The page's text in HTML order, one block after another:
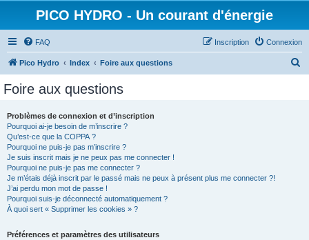
PICO HYDRO - Un courant d'énergie
FAQ Connexion
Inscription
Pico Hydro Index Foire aux questions
Foire aux questions
Problèmes de connexion et d’inscription
Pourquoi ai-je besoin de m’inscrire ?
Qu’est-ce que la COPPA ?
Pourquoi ne puis-je pas m’inscrire ?
Je suis inscrit mais je ne peux pas me connecter !
Pourquoi ne puis-je pas me connecter ?
Je m’étais déjà inscrit par le passé mais ne peux à présent plus me connecter ?!
J’ai perdu mon mot de passe !
Pourquoi suis-je déconnecté automatiquement ?
À quoi sert « Supprimer les cookies » ?
Préférences et paramètres des utilisateurs